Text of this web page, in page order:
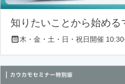
知りたいことから始める